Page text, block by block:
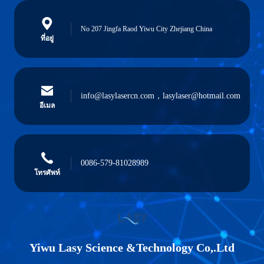
ที่อยู่
No 207 Jingfa Raod Yiwu City Zhejiang China
อีเมล
info@lasylasercn.com，lasylaser@hotmail.com
โทรศัพท์
0086-579-81028989
Yiwu Lasy Science &Technology Co,.Ltd